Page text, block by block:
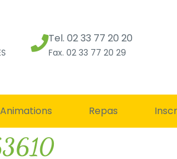
Tel. 02 33 77 20 20
Fax. 02 33 77 20 29
Animations Repas